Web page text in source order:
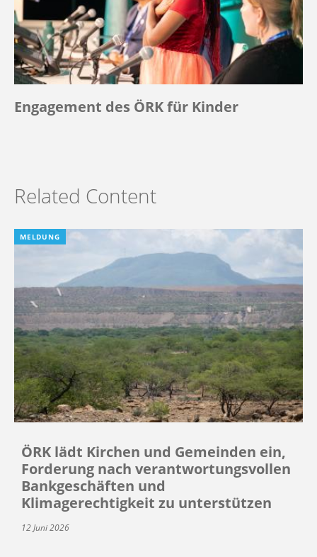
Engagement des ÖRK für Kinder
Related Content
MELDUNG
ÖRK lädt Kirchen und Gemeinden ein,
Forderung nach verantwortungsvollen
Bankgeschäften und
Klimagerechtigkeit zu unterstützen
12 Juni 2026